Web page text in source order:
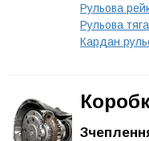
Рульова
Рульова
Кардан